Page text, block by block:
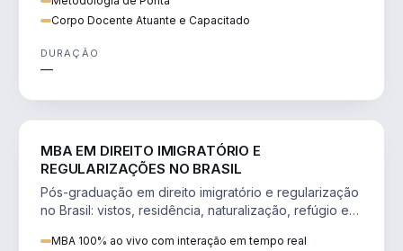
Corpo Docente Atuante e Capacitado
DURAÇÃO
—
MBA EM DIREITO IMIGRATÓRIO E
REGULARIZAÇÕES NO BRASIL
Pós-graduação em direito imigratório e regularização
no Brasil: vistos, residência, naturalização, refúgio e
MBA 100% ao vivo com interação em tempo real